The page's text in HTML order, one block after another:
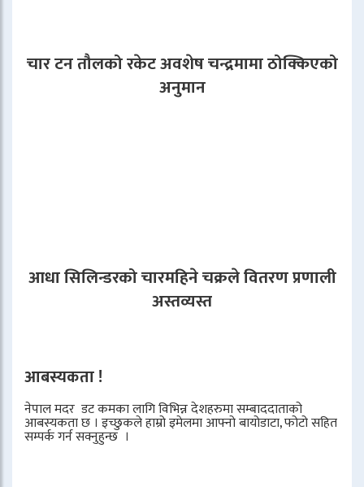
चार टन तौलको रकेट अवशेष चन्द्रमामा ठोक्किएको
अनुमान
आधा सिलिन्डरको चारमहिने चक्रले वितरण प्रणाली
अस्तव्यस्त
आबस्यकता !
नेपाल मदर डट कमका लागि विभिन्न देशहरुमा सम्बाददाताको
आबस्यकता छ । इच्छुकले हाम्रो इमेलमा आफ्नो बायोडाटा, फोटो सहित
सम्पर्क गर्न सक्नुहुन्छ ।